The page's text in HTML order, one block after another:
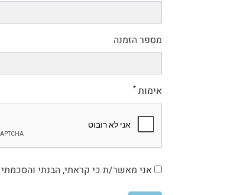
מספר הזמנה
אימות *